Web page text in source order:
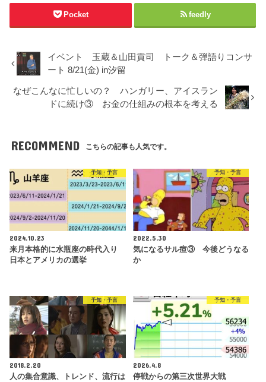
Pocket feedly
イベント 玉蔵＆山田貢司 トーク＆弾語りコンサ
ート 8/21(金) in汐留
なぜこんなに忙しいの？ ハンガリー、アイスラン
ドに続け③ お金の仕組みの根本を考える
RECOMMEND こちらの記事も人気です。
予知・予言
2024.10.23
来月本格的に水瓶座の時代入り
日本とアメリカの選挙
予知・予言
2022.5.30
気になるサル痘③ 今後どうなる
か
予知・予言
2018.2.20
人の集合意識、トレンド、流行は
予知・予言
2026.4.8
停戦からの第三次世界大戦